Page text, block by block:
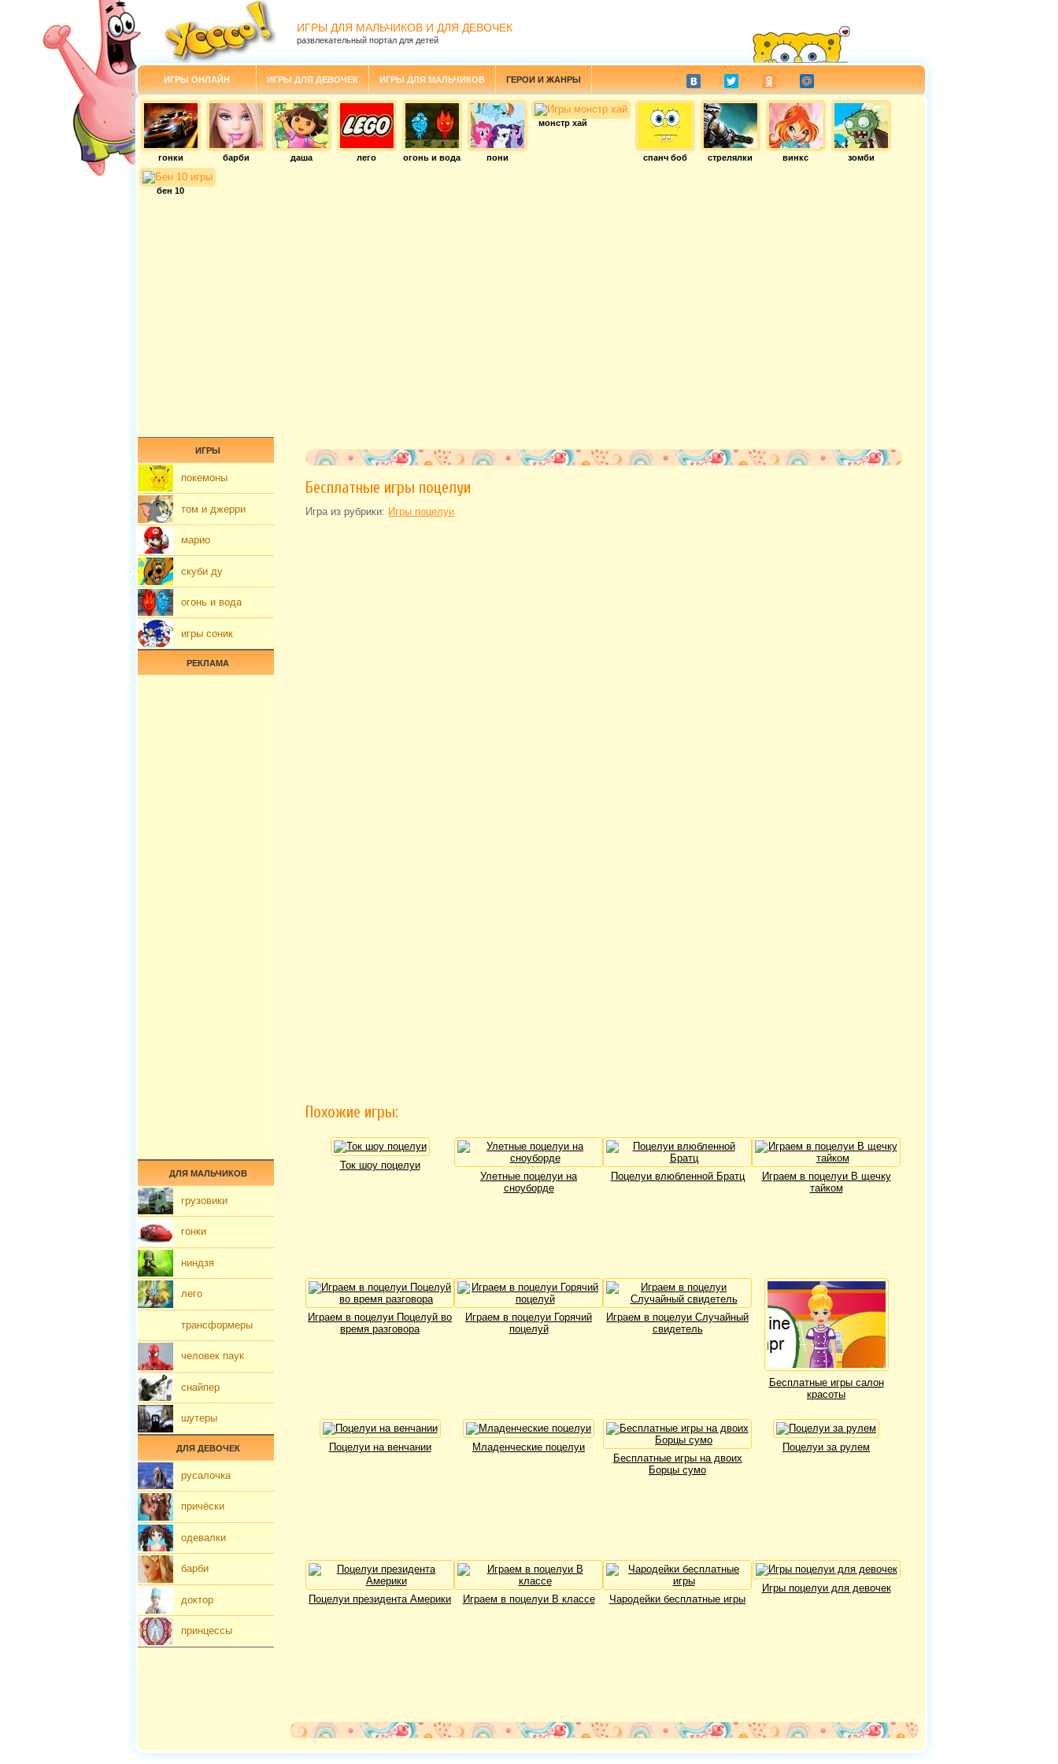
ИГРЫ ДЛЯ МАЛЬЧИКОВ И ДЛЯ ДЕВОЧЕК
развлекательный портал для детей
ИГРЫ ОНЛАЙН ИГРЫ ДЛЯ ДЕВОЧЕК ИГРЫ ДЛЯ МАЛЬЧИКОВ ГЕРОИ И ЖАНРЫ
гонки барби даша лего огонь и вода пони
монстр хай
спанч боб стрелялки винкс зомби
бен 10
Бесплатные игры поцелуи
Игра из рубрики: Игры поцелуи
Похожие игры:
Ток шоу поцелуи
Улетные поцелуи на
сноуборде
Поцелуи влюбленной Братц
Играем в поцелуи В щечку
тайком
Играем в поцелуи Поцелуй во
время разговора
Играем в поцелуи Горячий
поцелуй
Играем в поцелуи Случайный
свидетель
Бесплатные игры салон
красоты
Поцелуи на венчании
Младенческие поцелуи
Бесплатные игры на двоих
Борцы сумо
Поцелуи за рулем
Поцелуи президента Америки Играем в поцелуи В классе Чародейки бесплатные игры
Игры поцелуи для девочек
ИГРЫ
покемоны
том и джерри
марио
скуби ду
огонь и вода
игры соник
РЕКЛАМА
ДЛЯ МАЛЬЧИКОВ
грузовики
гонки
ниндзя
лего
трансформеры
человек паук
снайпер
шутеры
ДЛЯ ДЕВОЧЕК
русалочка
причёски
одевалки
барби
доктор
принцессы